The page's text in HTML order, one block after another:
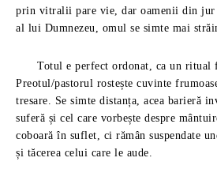
prin vitralii pare vie, dar oamenii din jur
al lui Dumnezeu, omul se simte mai
Totul e perfect ordonat, ca un ritual
Preotul/pastorul rostește cuvinte
tresare. Se simte distanța, acea barieră
suferă și cel care vorbește despre
coboară în suflet, ci rămân suspendate
și tăcerea celui care le aude.